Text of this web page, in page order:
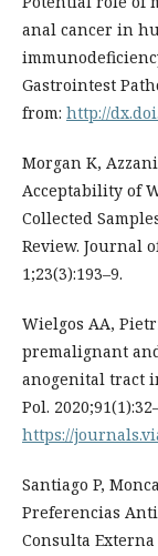
anal cancer in
Gastrointest
from: http://
Morgan K,
Acceptability of
Collected
Review. Journal
1;23(3):193–9.
Wielgos AA,
premalignant
anogenital tract
Pol.
https://
Santiago P,
Preferencias
Consulta